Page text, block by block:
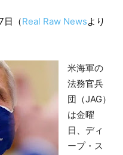
日（Real Raw Newsより
米海軍の
法務官兵
団（JAG）
は金曜
日、ディ
ープ・ス